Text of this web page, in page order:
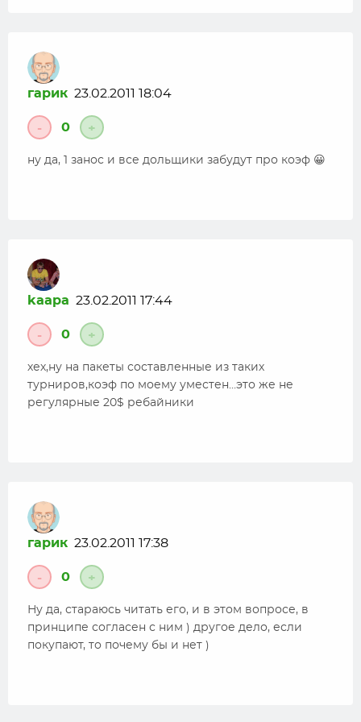
гарик 23.02.2011 18:04
- 0 +
ну да, 1 занос и все дольщики забудут про коэф 😀
kaapa 23.02.2011 17:44
- 0 +
хех,ну на пакеты составленные из таких
турниров,коэф по моему уместен…это же не
регулярные 20$ ребайники
гарик 23.02.2011 17:38
- 0 +
Ну да, стараюсь читать его, и в этом вопросе, в
принципе согласен с ним ) другое дело, если
покупают, то почему бы и нет )